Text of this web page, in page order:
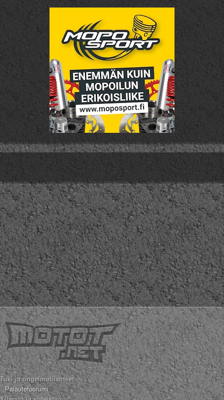
Tuki ja ongelmatilanteet
Palautefoorumi